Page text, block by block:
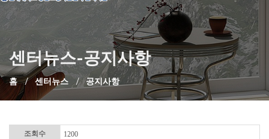
센터뉴스-공지사항
홈 센터뉴스 공지사항
조회수 1200